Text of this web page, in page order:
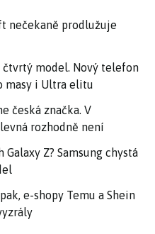
nečekaně prodlužuje
čtvrtý model. Nový telefon
masy i Ultra elitu
česká značka. V
rozhodně není
Z? Samsung chystá
e-shopy Temu a Shein